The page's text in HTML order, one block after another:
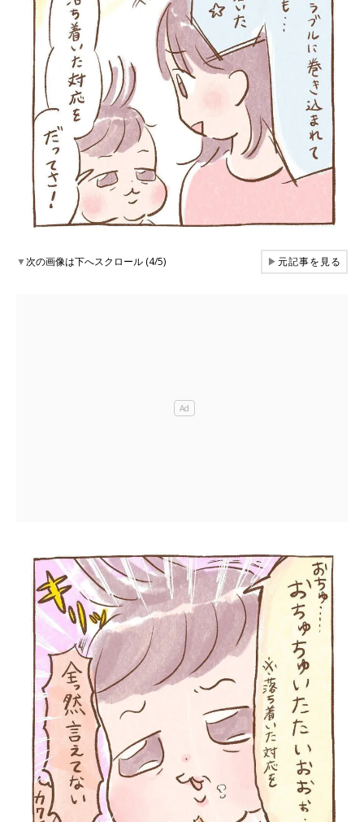
▼次の画像は下へスクロール (4/5) ▶元記事を見る